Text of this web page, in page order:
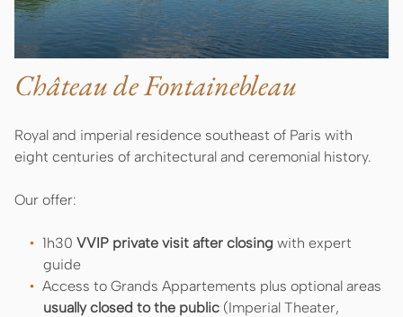
Château de Fontainebleau
Royal and imperial residence southeast of Paris with
eight centuries of architectural and ceremonial history.
Our offer:
1h30 VVIP private visit after closing with expert
guide
Access to Grands Appartements plus optional areas
usually closed to the public (Imperial Theater,